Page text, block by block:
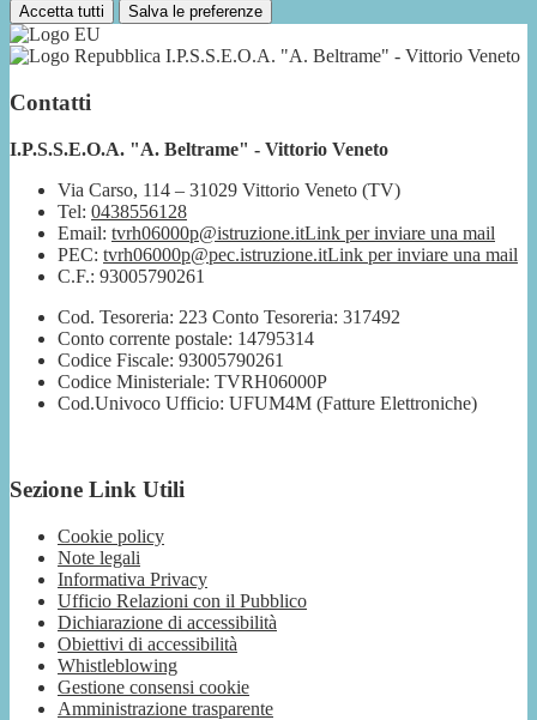
Accetta tutti Salva le preferenze
I.P.S.S.E.O.A. "A. Beltrame" - Vittorio Veneto
Contatti
I.P.S.S.E.O.A. "A. Beltrame" - Vittorio Veneto
Via Carso, 114 – 31029 Vittorio Veneto (TV)
Tel: 0438556128
Email: tvrh06000p@istruzione.itLink per inviare una mail
PEC: tvrh06000p@pec.istruzione.itLink per inviare una mail
C.F.: 93005790261
Cod. Tesoreria: 223 Conto Tesoreria: 317492
Conto corrente postale: 14795314
Codice Fiscale: 93005790261
Codice Ministeriale: TVRH06000P
Cod.Univoco Ufficio: UFUM4M (Fatture Elettroniche)
Sezione Link Utili
Cookie policy
Note legali
Informativa Privacy
Ufficio Relazioni con il Pubblico
Dichiarazione di accessibilità
Obiettivi di accessibilità
Whistleblowing
Gestione consensi cookie
Amministrazione trasparente